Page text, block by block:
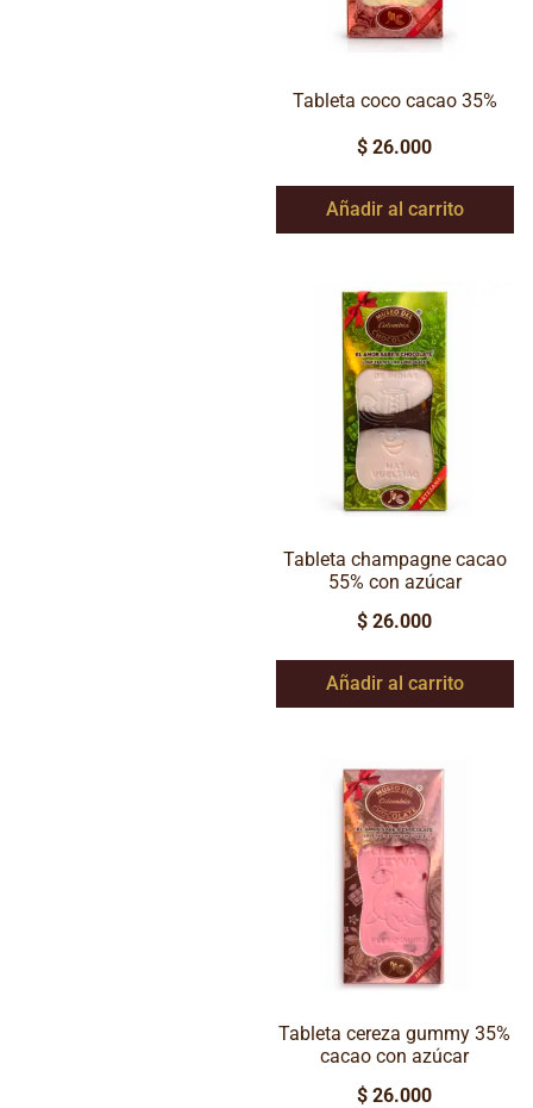
Tableta coco cacao 35%
$ 26.000
Añadir al carrito
Tableta champagne cacao
55% con azúcar
$ 26.000
Añadir al carrito
Tableta cereza gummy 35%
cacao con azúcar
$ 26.000